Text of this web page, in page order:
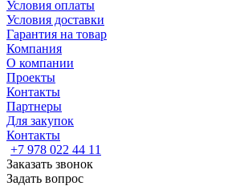
Условия оплаты
Условия доставки
Гарантия на товар
Компания
О компании
Проекты
Контакты
Партнеры
Для закупок
Контакты
+7 978 022 44 11
Заказать звонок
Задать вопрос